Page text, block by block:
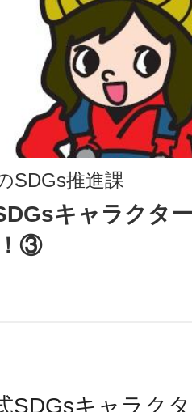
SDGs推進課
キャラクタ
③
SDGsキャラク
スポットに
に導入を